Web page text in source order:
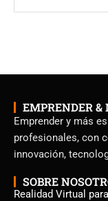
EMPRENDER &
Emprender y más
profesionales, con
innovación,
SOBRE
Realidad Virtual